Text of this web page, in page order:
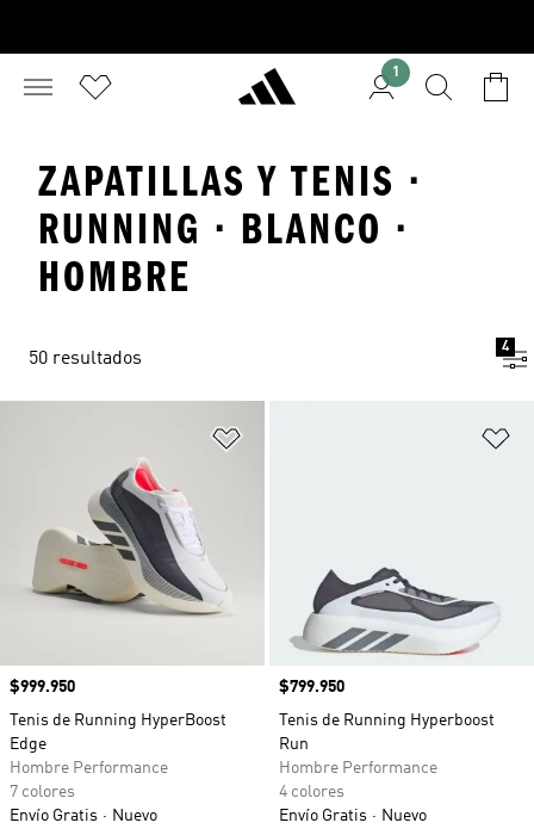
1
ZAPATILLAS Y TENIS ·
RUNNING · BLANCO ·
HOMBRE
50 resultados
4
Precio
$999.950
Tenis de Running HyperBoost
Edge
Hombre Performance
7 colores
Envío Gratis
Nuevo
Precio
$799.950
Tenis de Running Hyperboost
Run
Hombre Performance
4 colores
Envío Gratis
Nuevo